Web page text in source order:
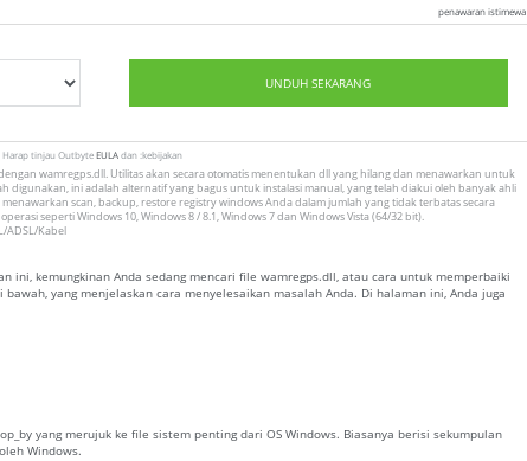
penawaran istimewa
UNDUH SEKARANG
tinjau OutbyteEULAdan :kebijakan
wamregps.dll. Utilitas akan secara otomatis menentukan dll yang hilang dan menawarkan untuk
digunakan, ini adalah alternatif yang bagus untuk instalasi manual, yang telah diakui oleh banyak ahli
scan, backup, restore registry windows Anda dalam jumlah yang tidak terbatas secara
seperti Windows 10, Windows 8 / 8.1, Windows 7 dan Windows Vista (64/32 bit).
ADSL/Kabel
ini, kemungkinan Anda sedang mencari file wamregps.dll, atau cara untuk memperbaiki
yang menjelaskan cara menyelesaikan masalah Anda. Di halaman ini, Anda juga
yang merujuk ke file sistem penting dari OS Windows. Biasanya berisi sekumpulan
Windows.